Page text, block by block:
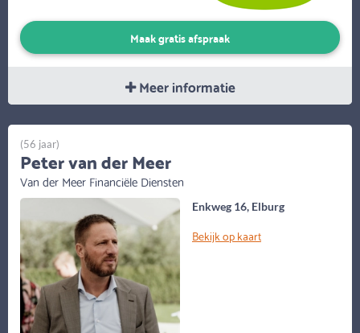
Maak gratis afspraak
Meer informatie
Enkweg 16, Elburg
Bekijk op kaart
(56 jaar)
Peter van der Meer
Van der Meer Financiële Diensten